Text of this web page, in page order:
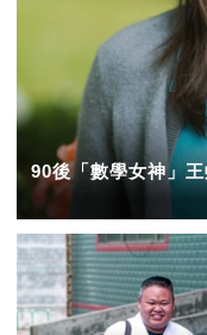
90後「數學女神」